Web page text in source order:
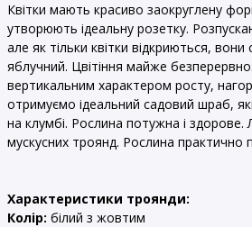
Квітки мають красиво заокруглену
утворюють ідеальну розетку.
але як тільки квітки відкриються,
яблучний. Цвітіння майже
вертикальним характером росту,
отримуємо ідеальний садовий шраб,
на клумбі. Рослина потужна і здорове.
мускусних троянд. Рослина практично
Характеристики троянди:
Колір: білий з жовтим